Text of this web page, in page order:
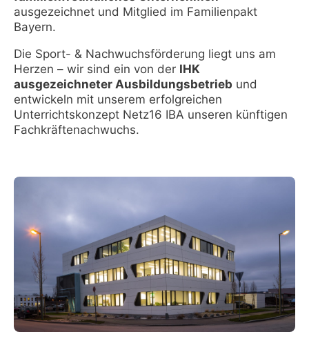
ausgezeichnet und Mitglied im Familienpakt
Bayern.
Die Sport- & Nachwuchsförderung liegt uns am
Herzen – wir sind ein von der IHK
ausgezeichneter Ausbildungsbetrieb und
entwickeln mit unserem erfolgreichen
Unterrichtskonzept Netz16 IBA unseren künftigen
Fachkräftenachwuchs.